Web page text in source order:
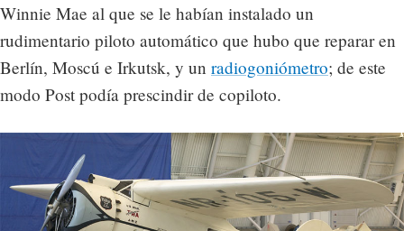
Winnie Mae al que se le habían instalado un
rudimentario piloto automático que hubo que reparar en
Berlín, Moscú e Irkutsk, y un radiogoniómetro; de este
modo Post podía prescindir de copiloto.